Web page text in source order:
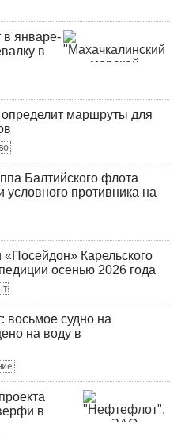
в январе-
в
маршруты для
Балтийского флота
условного противника на
Карельского
осенью 2026 года
восьмое судно на
на воду в
в